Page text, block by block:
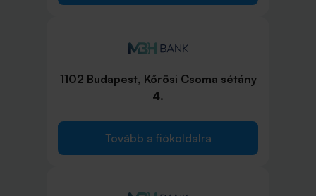
1102 Budapest, Kőrösi Csoma sétány
4.
Tovább a fiókoldalra